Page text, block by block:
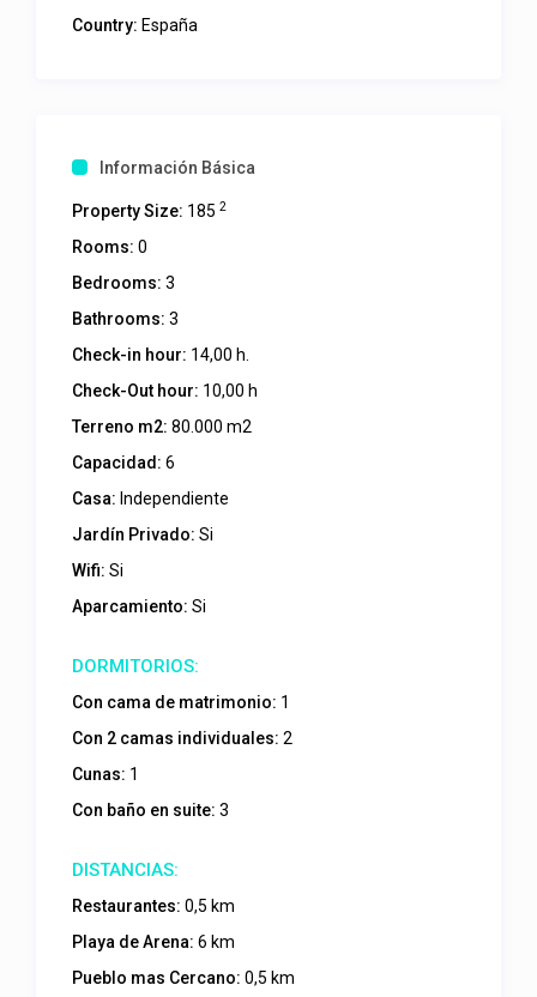
Country: España
Información Básica
Property Size: 1852
Rooms: 0
Bedrooms: 3
Bathrooms: 3
Check-in hour: 14,00 h.
Check-Out hour: 10,00 h
Terreno m2: 80.000 m2
Capacidad: 6
Casa: Independiente
Jardín Privado: Si
Wifi: Si
Aparcamiento: Si
Con cama de matrimonio: 1
Con 2 camas individuales: 2
Cunas: 1
Con baño en suite: 3
Restaurantes: 0,5 km
Playa de Arena: 6 km
Pueblo mas Cercano: 0,5 km